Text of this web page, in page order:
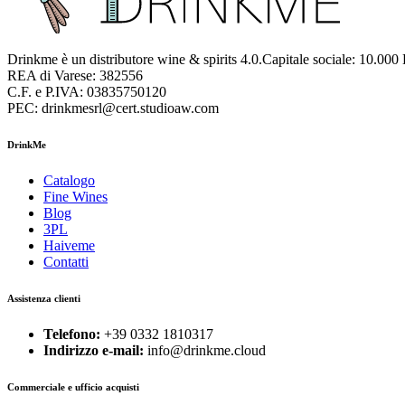
Drinkme è un distributore wine & spirits 4.0.Capitale sociale: 10.000
REA di Varese: 382556
C.F. e P.IVA: 03835750120
PEC: drinkmesrl@cert.studioaw.com
DrinkMe
Catalogo
Fine Wines
Blog
3PL
Haiveme
Contatti
Assistenza clienti
Telefono: +39 0332 1810317
Indirizzo e-mail: info@drinkme.cloud
Commerciale e ufficio acquisti